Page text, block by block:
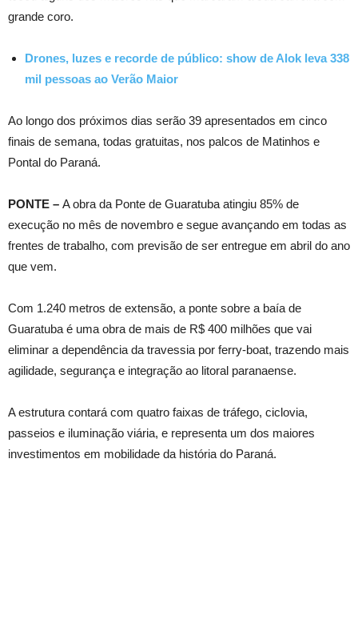
grande coro.
Drones, luzes e recorde de público: show de Alok leva 338
mil pessoas ao Verão Maior
Ao longo dos próximos dias serão 39 apresentados em cinco
finais de semana, todas gratuitas, nos palcos de Matinhos e
Pontal do Paraná.
PONTE – A obra da Ponte de Guaratuba atingiu 85% de
execução no mês de novembro e segue avançando em todas as
frentes de trabalho, com previsão de ser entregue em abril do ano
que vem.
Com 1.240 metros de extensão, a ponte sobre a baía de
Guaratuba é uma obra de mais de R$ 400 milhões que vai
eliminar a dependência da travessia por ferry-boat, trazendo mais
agilidade, segurança e integração ao litoral paranaense.
A estrutura contará com quatro faixas de tráfego, ciclovia,
passeios e iluminação viária, e representa um dos maiores
investimentos em mobilidade da história do Paraná.